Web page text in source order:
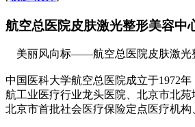
航空总医院皮肤激光整形美容中
美丽风向标——航空总医院皮肤激光
中国医科大学航空总医院成立于1972
航工业医疗行业龙头医院、北京市北苑
北京市首批社会医疗保险定点医疗机